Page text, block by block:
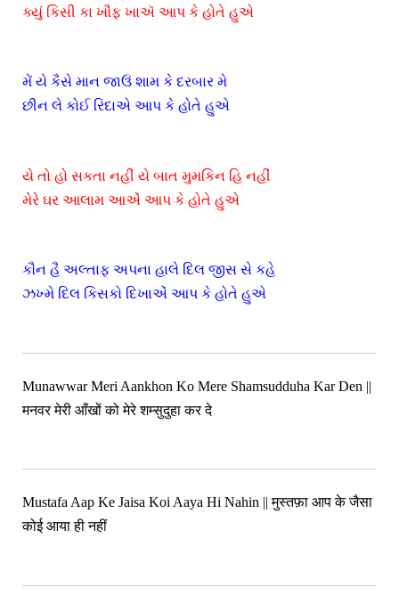
ક્યું કિસી કા ખૌફ ખાઍ આપ કે હોતે હુએ
મેં યે કૈસે માન જાઉં શામ કે દરબાર મે
છીન લે કોઈ રિદાએ આપ કે હોતે હુએ
યે તો હો સકતા નહીં યે બાત મુમકિન હિ નહીં
મેરે ઘર આલામ આએં આપ કે હોતે હુએ
કૌન હૈ અલ્તાફ અપના હાલે દિલ જીસ સે કહે
ઝખ્મે દિલ કિસકો દિખાએં આપ કે હોતે હુએ
Munawwar Meri Aankhon Ko Mere Shamsudduha Kar Den ||
मनवर मेरी आँखों को मेरे शम्सुदुहा कर दे
Mustafa Aap Ke Jaisa Koi Aaya Hi Nahin || मुस्तफ़ा आप के जैसा
कोई आया ही नहीं